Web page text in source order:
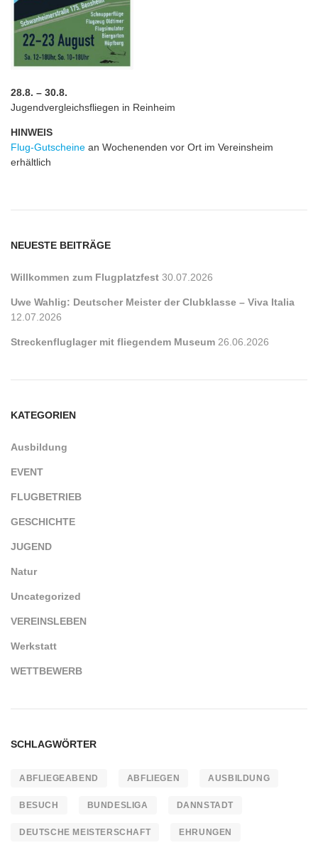
28.8. – 30.8.
Jugendvergleichsfliegen in Reinheim
HINWEIS
Flug-Gutscheine an Wochenenden vor Ort im Vereinsheim
erhältlich
NEUESTE BEITRÄGE
Willkommen zum Flugplatzfest 30.07.2026
Uwe Wahlig: Deutscher Meister der Clubklasse – Viva Italia
12.07.2026
Streckenfluglager mit fliegendem Museum 26.06.2026
KATEGORIEN
Ausbildung
EVENT
FLUGBETRIEB
GESCHICHTE
JUGEND
Natur
Uncategorized
VEREINSLEBEN
Werkstatt
WETTBEWERB
SCHLAGWÖRTER
ABFLIEGEABEND ABFLIEGEN AUSBILDUNG
BESUCH BUNDESLIGA DANNSTADT
DEUTSCHE MEISTERSCHAFT EHRUNGEN